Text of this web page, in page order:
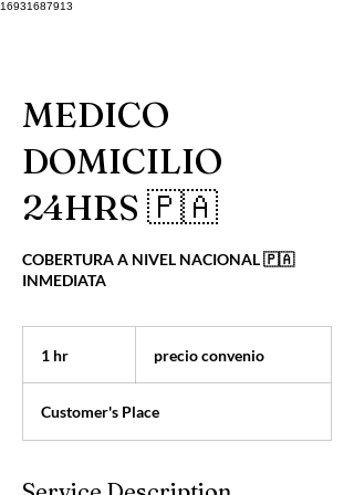
16931687913
MEDICO
DOMICILIO
24HRS 🇵🇦
COBERTURA A NIVEL NACIONAL 🇵🇦
INMEDIATA
1 hr precio convenio
Customer's Place